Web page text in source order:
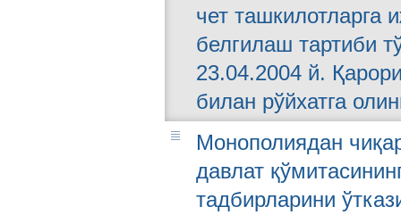
чет ташкилотларга
белгилаш тартиби
23.04.2004 й.
билан рўйхатга
Монополиядан
давлат
тадбирларини